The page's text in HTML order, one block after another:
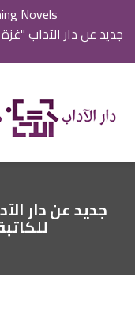
Novels |
جديد عن دار الآداب
جديد عن دار